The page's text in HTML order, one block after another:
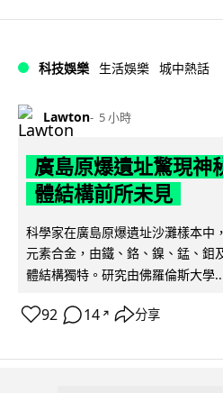
科技娛樂 生活娛樂 城中熱話
Lawton 5 小時
廣島原爆遺址驚現神
體結構前所未見
科學家在廣島原爆遺址沙灘樣本中
元素合金，由鐵、鉻、鎳、錳、鉬
體結構獨特。研究由佛羅倫斯大學
92 14 ↗ 分享